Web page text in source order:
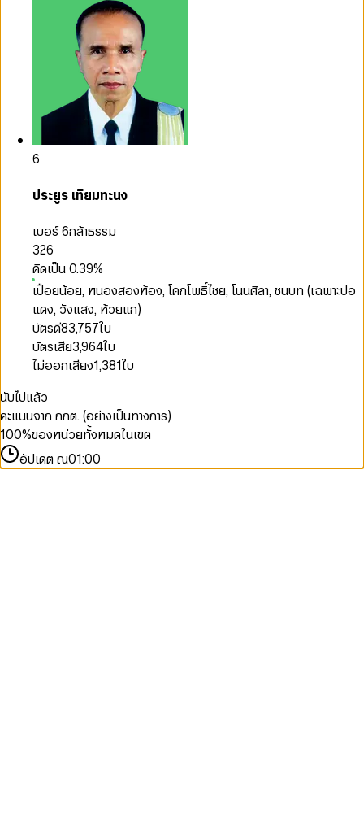
6
ประยูร เทียมทะนง
เบอร์ 6กล้าธรรม
326
คิดเป็น0.39%
เปือยน้อย, หนองสองห้อง, โคกโพธิ์ไชย, โนนศิลา, ชนบท (เฉพาะปอ
แดง, วังแสง, ห้วยแก)
บัตรดี83,757ใบ
บัตรเสีย3,964ใบ
ไม่ออกเสียง1,381ใบ
นับไปแล้ว
คะแนนจาก กกต. (อย่างเป็นทางการ)
100%ของหน่วยทั้งหมดในเขต
อัปเดต ณ01:00